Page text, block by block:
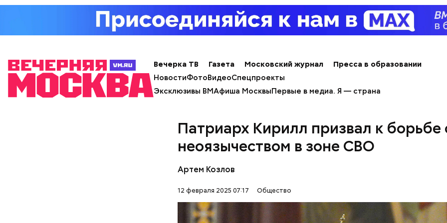
Вечерка ТВ Газета Московский журнал
Пресса в образовании
НовостиФотоВидеоСпецпроекты
Эксклюзивы ВМАфиша МосквыПервые в медиа. Я — страна
Патриарх Кирилл призвал к борьбе
неоязычеством в зоне СВО
Артем Козлов
12 февраля 2025 07:17 Общество